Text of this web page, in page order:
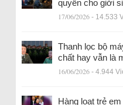
quyền cho giới
17/06/2026 - 14.533
Thanh lọc bộ
chất hay vẫn là
16/06/2026 - 4.944
Hàng loạt trẻ